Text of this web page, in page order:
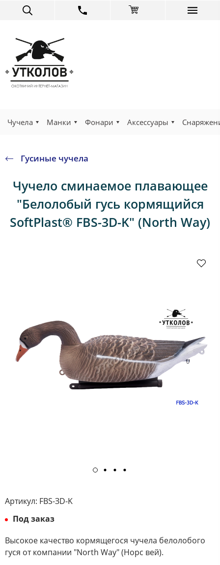
Чучела Манки Фонари Аксессуары
Гусиные чучела
Чучело сминаемое плавающее
"Белолобый гусь кормящийся
SoftPlast® FBS-3D-K" (North Way)
Артикул: FBS-ЗD-K
Под заказ
Высокое качество кормящегося чучела белолобого
гуся от компании "North Way" (Норс вей).